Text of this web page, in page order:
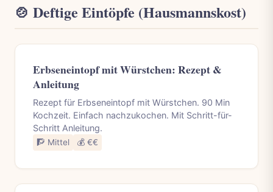
🍲 Deftige Eintöpfe (Hausmannskost)
Erbseneintopf mit Würstchen: Rezept &
Anleitung
Rezept für Erbseneintopf mit Würstchen. 90 Min
Kochzeit. Einfach nachzukochen. Mit Schritt-für-
Schritt Anleitung.
🧗 Mittel 💰 €€